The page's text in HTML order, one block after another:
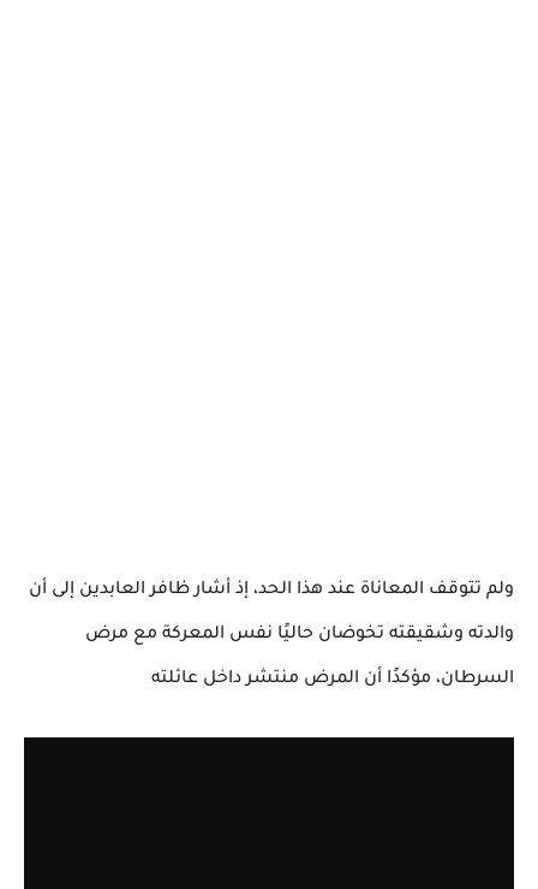
ولم تتوقف المعاناة عند هذا الحد، إذ أشار ظافر العابدين إلى أن
والدته وشقيقته تخوضان حاليًا نفس المعركة مع مرض
السرطان، مؤكدًا أن المرض منتشر داخل عائلته